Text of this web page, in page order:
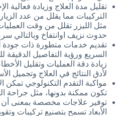
تقليل مدة العلاج وزيادة فعالية
التركيبات مما يقلل من عدد
مثل الليزر تقلل من وقت
حدوث نزيف اوانتفاخ وبالتالي
تقديم خدمات متطورة ذات
السريع ورؤية التفاصيل
زيادة دقة العمليات وتقليل
لأدق النتائج في العلاج وتجميل
مواكبة التقدم التكنولوجي تمكن
تكون ممكنة بدونها، مثل جراحة
توفير علاجات مخصصة بمعنى أن
الأبعاد تسمح بتصنيع تركيبات